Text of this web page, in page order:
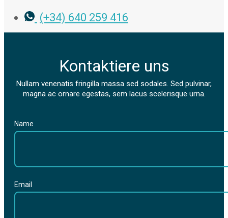
(+34) 640 259 416
Kontaktiere uns
Nullam venenatis fringilla massa sed sodales. Sed pulvinar,
magna ac ornare egestas, sem lacus scelerisque urna.
Name
Email